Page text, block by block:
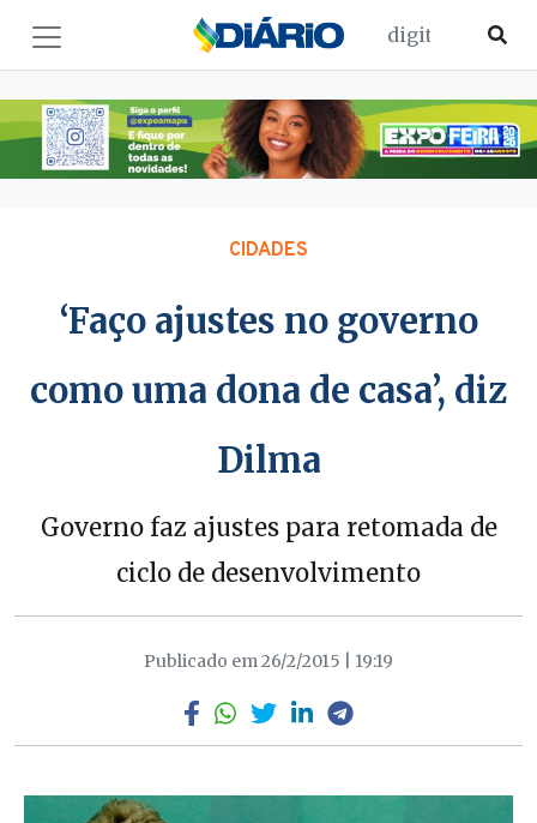
CIDADES
‘Faço ajustes no governo
como uma dona de casa’, diz
Dilma
Governo faz ajustes para retomada de
ciclo de desenvolvimento
Publicado em 26/2/2015 | 19:19